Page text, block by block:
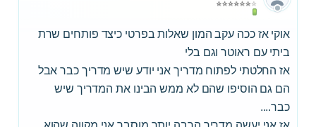
אוקי אז ככה עקב המון שאלות בפרטי כיצד פותחים שרת
ביתי עם ראוטר וגם בלי
אז החלטתי לפתוח מדריך אני יודע שיש מדריך כבר אבל
הם גם הוסיפו שהם לא ממש הבינו את המדריך שיש
כבר....